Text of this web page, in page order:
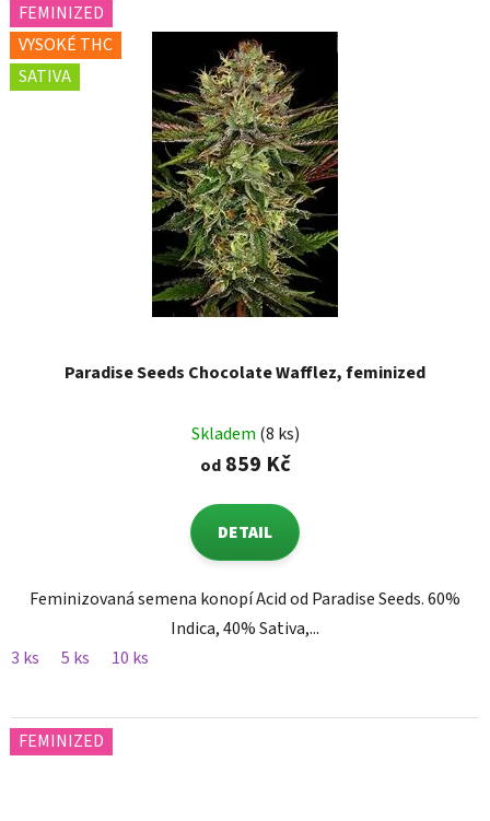
FEMINIZED
VYSOKÉ THC
SATIVA
Paradise Seeds Chocolate Wafflez, feminized
Skladem (8 ks)
od859 Kč
DETAIL
Feminizovaná semena konopí Acid od Paradise Seeds. 60%
Indica, 40% Sativa,...
3 ks
5 ks 10 ks
FEMINIZED